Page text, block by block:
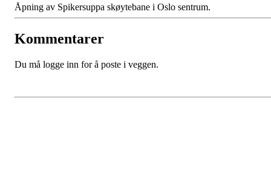
Åpning av Spikersuppa skøytebane i Oslo sentrum.
Kommentarer
Du må logge inn for å poste i veggen.